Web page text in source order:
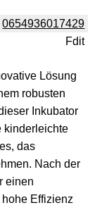
0654936017429
Fdit
Lösung
robusten
Inkubator
kinderleichte
das
Nach der
einen
Effizienz